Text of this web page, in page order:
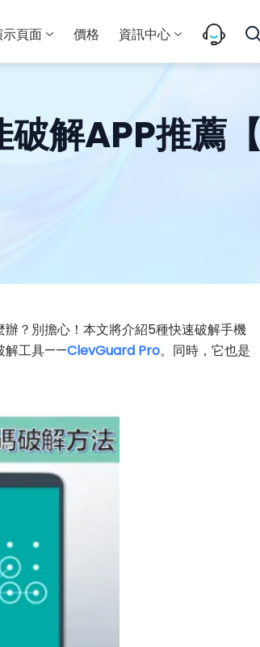
示頁面 價格 資訊中心
解APP推薦【
？別擔心！本文將介紹5種快速破解手機
解工具——ClevGuard Pro。同時，它也是